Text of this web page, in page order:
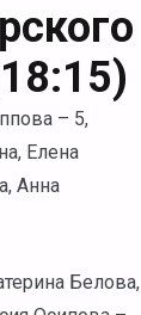
– 5,
Елена
Анна
Белова,